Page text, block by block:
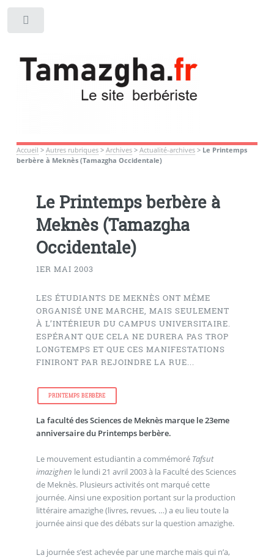
Accueil > Autres rubriques> Archives> Actualité-archives> Le Printemps
berbère à Meknès (Tamazgha Occidentale)
Le Printemps berbère à
Meknès (Tamazgha
Occidentale)
1ER MAI 2003
LES ÉTUDIANTS DE MEKNÈS ONT MÊME
ORGANISÉ UNE MARCHE, MAIS SEULEMENT
À L’INTÉRIEUR DU CAMPUS UNIVERSITAIRE.
ESPÉRANT QUE CELA NE DURERA PAS TROP
LONGTEMPS ET QUE CES MANIFESTATIONS
FINIRONT PAR REJOINDRE LA RUE...
PRINTEMPS BERBÈRE
La faculté des Sciences de Meknès marque le 23eme
anniversaire du Printemps berbère.
Le mouvement estudiantin a commémoré Tafsut
imazighen le lundi 21 avril 2003 à la Faculté des Sciences
de Meknès. Plusieurs activités ont marqué cette
journée. Ainsi une exposition portant sur la production
littéraire amazighe (livres, revues, …) a eu lieu toute la
journée ainsi que des débats sur la question amazighe.
La journée s’est achevée par une marche mais qui n’a,